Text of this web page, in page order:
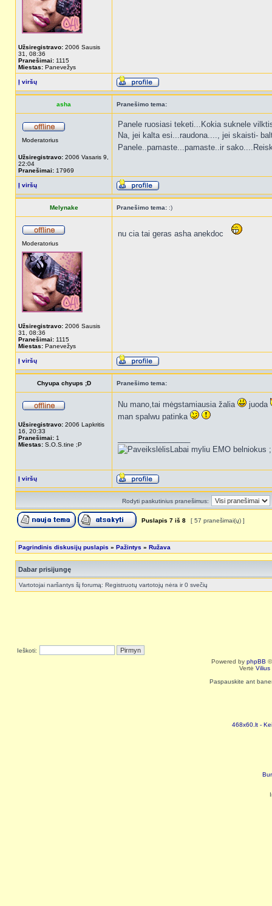
Užsiregistravo: 2006 Sausis
31, 08:36
Pranešimai: 1115
Miestas: Panevežys
Į viršų
asha Pranešimo tema:
Moderatorius
Užsiregistravo: 2006 Vasaris 9,
22:04
Pranešimai: 17969
Panele ruosiasi teketi...Kokia suknele
Na, jei kalta esi...raudona...., jei skaisti-
Panele..pamaste...pamaste..ir
Į viršų
Melynake Pranešimo tema: :)
Moderatorius
Užsiregistravo: 2006 Sausis
31, 08:36
Pranešimai: 1115
Miestas: Panevežys
nu cia tai geras asha anekdoc
Į viršų
Chyupa chyups ;D Pranešimo tema:
Užsiregistravo: 2006 Lapkritis
16, 20:33
Pranešimai: 1
Miestas: S.O.S.tine ;P
Nu mano,tai mėgstamiausia žalia
juoda
man spalwu patinka
Labai myliu EMO belniokus
Į viršų
Rodyti paskutinius pranešimus:
Puslapis 7 iš 8 [ 57 pranešimai(ų) ]
Pagrindinis diskusijų puslapis » Pažintys » Ružava
Dabar prisijungę
Vartotojai naršantys šį forumą: Registruotų vartotojų nėra ir 0 svečių
Ieškoti:
Powered by phpBB
Vertė Vilius
Paspauskite ant
468x60.lt -